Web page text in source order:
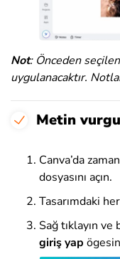
Not: Önceden
uygulanacaktır.
Metin
Canva’da
dosyasını açın.
Tasarımdaki
Sağ tıklayın
giriş yap